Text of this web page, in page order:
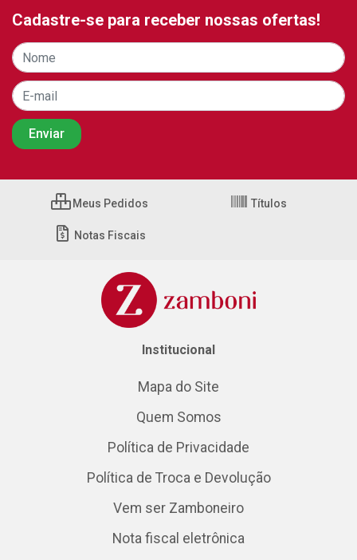
Cadastre-se para receber nossas ofertas!
Meus Pedidos Títulos
Notas Fiscais
Institucional
Mapa do Site
Quem Somos
Política de Privacidade
Política de Troca e Devolução
Vem ser Zamboneiro
Nota fiscal eletrônica